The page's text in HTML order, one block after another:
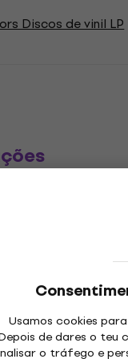
Usamos cookies
de dares o teu
o tráfego e
Discos de vinil LP